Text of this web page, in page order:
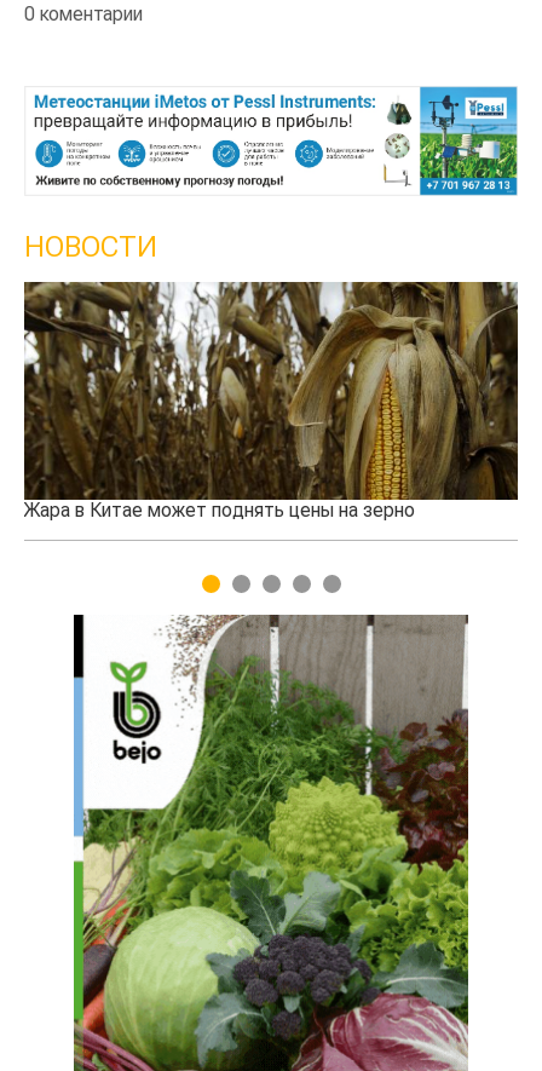
0 коментарии
НОВОСТИ
Жара в Китае может поднять цены на зерно
1 2 3 4 5